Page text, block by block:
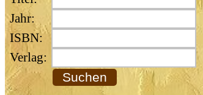
Jahr:
ISBN:
Verlag: